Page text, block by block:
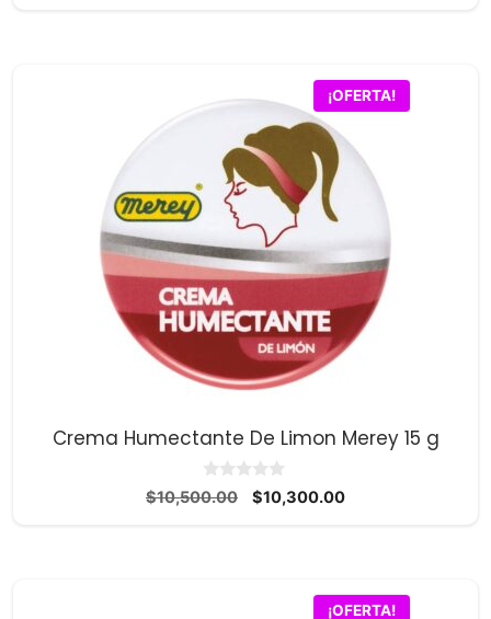
¡OFERTA!
Crema Humectante De Limon Merey 15 g
0
d
$10,500.00
El
$10,300.00El
¡OFERTA!